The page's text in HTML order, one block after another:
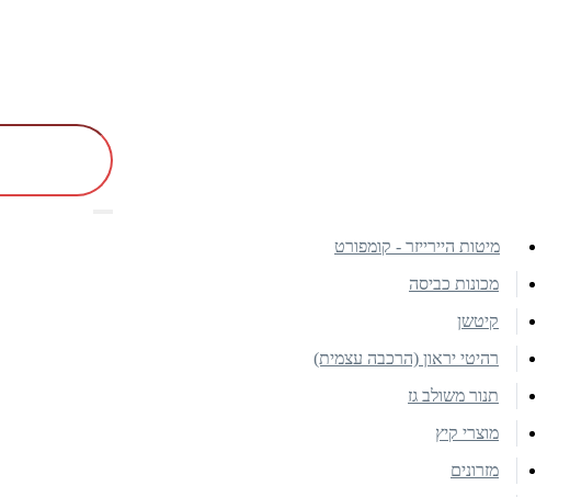
מיטות היירייזר - קומפורט
מכונות כביסה
קיטשן
רהיטי יראון (הרכבה עצמית)
תנור משולב גז
מוצרי קיץ
מזרונים